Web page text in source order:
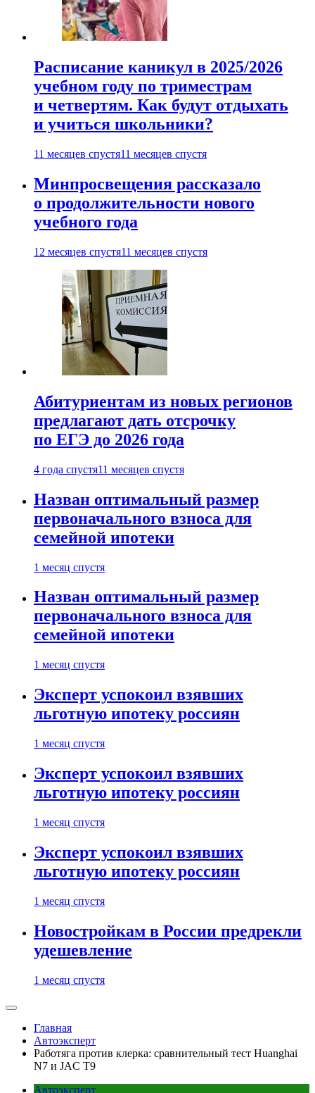
Расписание каникул в 2025/2026
учебном году по триместрам
и четвертям. Как будут отдыхать
и учиться школьники?
11 месяцев спустя11 месяцев спустя
Минпросвещения рассказало
о продолжительности нового
учебного года
12 месяцев спустя11 месяцев спустя
Абитуриентам из новых регионов
предлагают дать отсрочку
по ЕГЭ до 2026 года
4 года спустя11 месяцев спустя
Назван оптимальный размер
первоначального взноса для
семейной ипотеки
1 месяц спустя
Назван оптимальный размер
первоначального взноса для
семейной ипотеки
1 месяц спустя
Эксперт успокоил взявших
льготную ипотеку россиян
1 месяц спустя
Эксперт успокоил взявших
льготную ипотеку россиян
1 месяц спустя
Эксперт успокоил взявших
льготную ипотеку россиян
1 месяц спустя
Новостройкам в России предрекли
удешевление
1 месяц спустя
Главная
Автоэксперт
Работяга против клерка: сравнительный тест Huanghai
N7 и JAC T9
Автоэксперт